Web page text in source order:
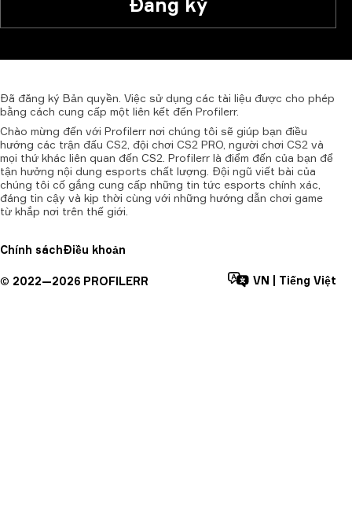
Đăng ký
Đã đăng ký Bản quyền. Việc sử dụng các tài liệu được cho phép
bằng cách cung cấp một liên kết đến Profilerr.
Chào mừng đến với Profilerr nơi chúng tôi sẽ giúp bạn điều
hướng các trận đấu CS2, đội chơi CS2 PRO, người chơi CS2 và
mọi thứ khác liên quan đến CS2. Profilerr là điểm đến của bạn để
tận hưởng nội dung esports chất lượng. Đội ngũ viết bài của
chúng tôi cố gắng cung cấp những tin tức esports chính xác,
đáng tin cậy và kịp thời cùng với những hướng dẫn chơi game
từ khắp nơi trên thế giới.
Chính sáchĐiều khoản
© 2022—2026 PROFILERR VN Tiếng Việt